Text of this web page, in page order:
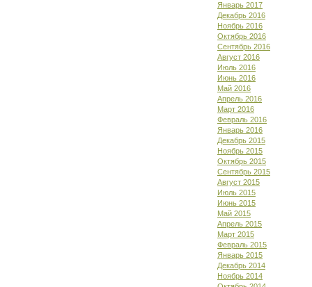
Январь 2017
Декабрь 2016
Ноябрь 2016
Октябрь 2016
Сентябрь 2016
Август 2016
Июль 2016
Июнь 2016
Май 2016
Апрель 2016
Март 2016
Февраль 2016
Январь 2016
Декабрь 2015
Ноябрь 2015
Октябрь 2015
Сентябрь 2015
Август 2015
Июль 2015
Июнь 2015
Май 2015
Апрель 2015
Март 2015
Февраль 2015
Январь 2015
Декабрь 2014
Ноябрь 2014